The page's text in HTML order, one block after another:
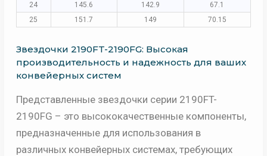
24
145.6 142.9
67.1
25
151.7 149 70.15
Звездочки 2190FT-2190FG: Высокая
производительность и надежность для ваших
конвейерных систем
Представленные звездочки серии 2190FT-
2190FG – это высококачественные компоненты,
предназначенные для использования в
различных конвейерных системах, требующих